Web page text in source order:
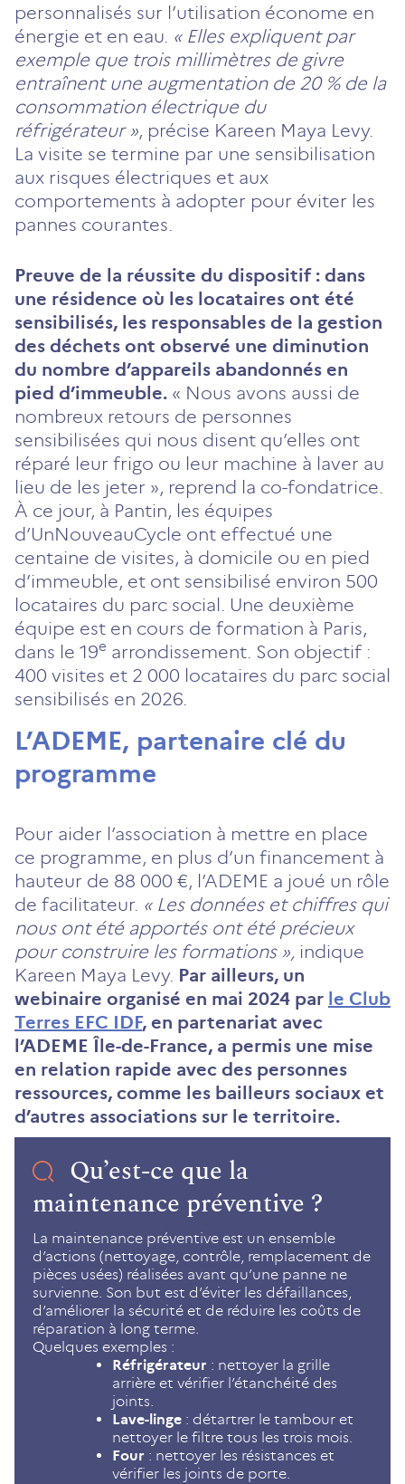
personnalisés sur l’utilisation économe en
énergie et en eau. « Elles expliquent par
exemple que trois millimètres de givre
entraînent une augmentation de 20 % de la
consommation électrique du
réfrigérateur », précise Kareen Maya Levy.
La visite se termine par une sensibilisation
aux risques électriques et aux
comportements à adopter pour éviter les
pannes courantes.
Preuve de la réussite du dispositif : dans
une résidence où les locataires ont été
sensibilisés, les responsables de la gestion
des déchets ont observé une diminution
du nombre d’appareils abandonnés en
pied d’immeuble. « Nous avons aussi de
nombreux retours de personnes
sensibilisées qui nous disent qu’elles ont
réparé leur frigo ou leur machine à laver au
lieu de les jeter », reprend la co-fondatrice.
À ce jour, à Pantin, les équipes
d’UnNouveauCycle ont effectué une
centaine de visites, à domicile ou en pied
d’immeuble, et ont sensibilisé environ 500
locataires du parc social. Une deuxième
équipe est en cours de formation à Paris,
dans le 19e arrondissement. Son objectif :
400 visites et 2 000 locataires du parc social
sensibilisés en 2026.
L’ADEME, partenaire clé du
programme
Pour aider l’association à mettre en place
ce programme, en plus d’un financement à
hauteur de 88 000 €, l’ADEME a joué un rôle
de facilitateur. « Les données et chiffres qui
nous ont été apportés ont été précieux
pour construire les formations », indique
Kareen Maya Levy. Par ailleurs, un
webinaire organisé en mai 2024 par le Club
Terres EFC IDF, en partenariat avec
l’ADEME Île-de-France, a permis une mise
en relation rapide avec des personnes
ressources, comme les bailleurs sociaux et
d’autres associations sur le territoire.
Qu’est-ce que la
maintenance préventive ?
La maintenance préventive est un ensemble
d’actions (nettoyage, contrôle, remplacement de
pièces usées) réalisées avant qu’une panne ne
survienne. Son but est d’éviter les défaillances,
d’améliorer la sécurité et de réduire les coûts de
réparation à long terme.
Quelques exemples :
Réfrigérateur : nettoyer la grille
arrière et vérifier l’étanchéité des
joints.
Lave-linge : détartrer le tambour et
nettoyer le filtre tous les trois mois.
Four : nettoyer les résistances et
vérifier les joints de porte.